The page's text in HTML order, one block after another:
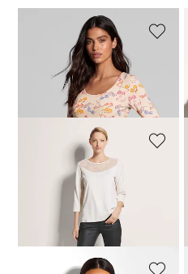
MADELEINE
Kurzarm-Shirt mit Sommerprint
MADELEINE
Rundhals-Shirt mit Spitze
79,95 €
30-Tage-Bestpreis**: 49,95 €